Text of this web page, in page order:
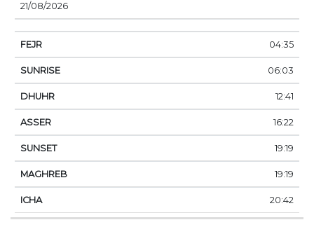
21/08/2026
04:35
06:03
12:41
16:22
19:19
19:19
20:42